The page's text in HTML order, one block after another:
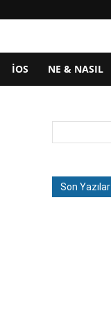
IOS NE & NASIL
Son Yazılar